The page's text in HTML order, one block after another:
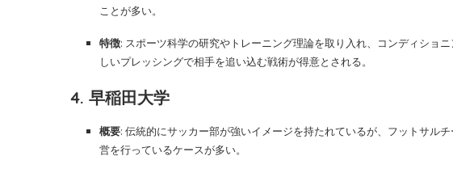
ことが多い。
特徴: スポーツ科学の研究やトレーニング理論を取り入れ、コンディショ
しいプレッシングで相手を追い込む戦術が得意とされる。
4. 早稲田大学
概要: 伝統的にサッカー部が強いイメージを持たれているが、フットサル
営を行っているケースが多い。